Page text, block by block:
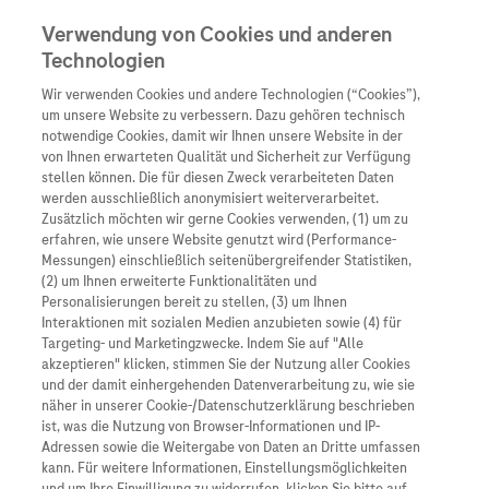
Unternehmen
Übersicht
Wer wir sind
Was uns antreibt
Unsere Standorte
Roche Stories
Events
Innovation
Übersicht
Forschung
Personalisierte
Digitalisierung
Blog Zukunftslabor
Übersicht
Unser Service für
Informationen zu
Diagnostik ist
Klinische Studien
Arzneimittel
Übersicht
Arzneimittel A-Z
Roche Pipeline
Roche Fachportal
Diagnostik
Kontakt
Presse
Karriere
Verwendung von Cookies und anderen
Technologien
Wir verwenden Cookies und andere Technologien (“Cookies”),
um unsere Website zu verbessern. Dazu gehören technisch
notwendige Cookies, damit wir Ihnen unsere Website in der
von Ihnen erwarteten Qualität und Sicherheit zur Verfügung
stellen können. Die für diesen Zweck verarbeiteten Daten
werden ausschließlich anonymisiert weiterverarbeitet.
Zusätzlich möchten wir gerne Cookies verwenden, (1) um zu
erfahren, wie unsere Website genutzt wird (Performance-
Messungen) einschließlich seitenübergreifender Statistiken,
(2) um Ihnen erweiterte Funktionalitäten und
Personalisierungen bereit zu stellen, (3) um Ihnen
Interaktionen mit sozialen Medien anzubieten sowie (4) für
Targeting- und Marketingzwecke. Indem Sie auf "Alle
akzeptieren" klicken, stimmen Sie der Nutzung aller Cookies
und der damit einhergehenden Datenverarbeitung zu, wie sie
näher in unserer Cookie-/Datenschutzerklärung beschrieben
ist, was die Nutzung von Browser-Informationen und IP-
Adressen sowie die Weitergabe von Daten an Dritte umfassen
kann. Für weitere Informationen, Einstellungsmöglichkeiten